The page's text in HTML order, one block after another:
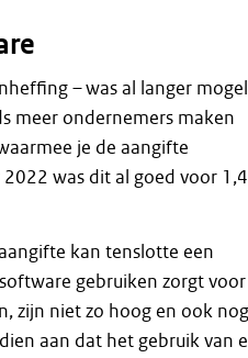
– was al langer
meer ondernemers maken
je de aangifte
was dit al goed voor 1,4
kan tenslotte een
gebruiken zorgt voor
zijn niet zo hoog en ook nog
aan dat het gebruik van